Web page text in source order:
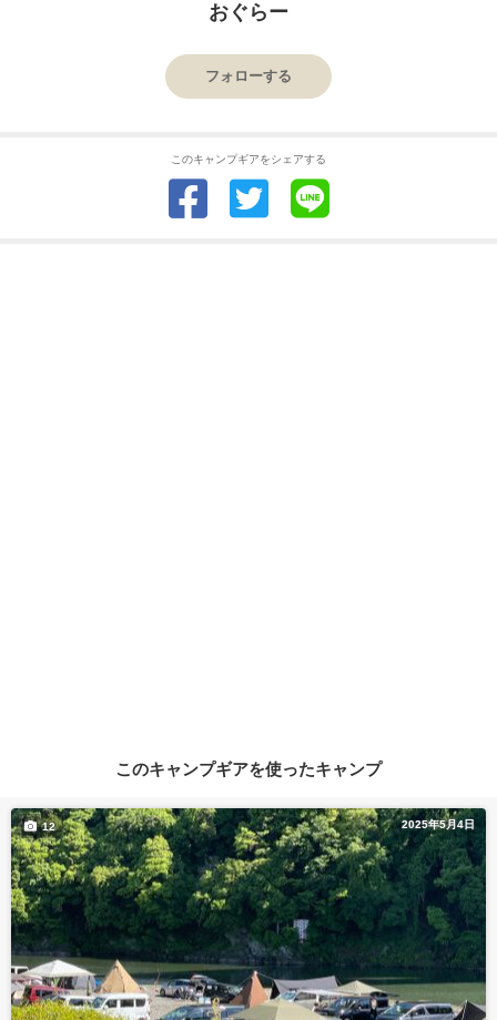
おぐらー
フォローする
このキャンプギアをシェアする
このキャンプギアを使ったキャンプ
2025年5月4日
12